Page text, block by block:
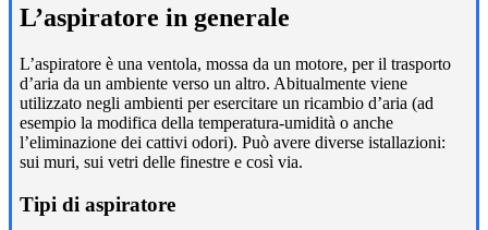
L’aspiratore in generale
L’aspiratore è una ventola, mossa da un motore, per il trasporto
d’aria da un ambiente verso un altro. Abitualmente viene
utilizzato negli ambienti per esercitare un ricambio d’aria (ad
esempio la modifica della temperatura-umidità o anche
l’eliminazione dei cattivi odori). Può avere diverse istallazioni:
sui muri, sui vetri delle finestre e così via.
Tipi di aspiratore